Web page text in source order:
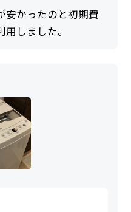
安かったのと初期費
しました。